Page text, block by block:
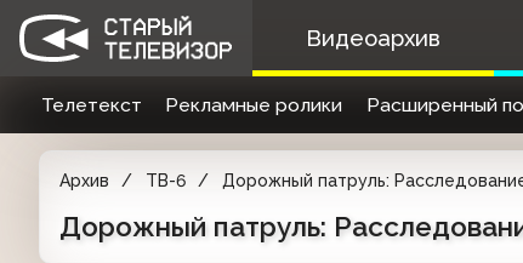
Видеоархив
Телетекст Рекламные ролики Расширенный
Архив ТВ-6 Дорожный патруль:
Дорожный патруль: